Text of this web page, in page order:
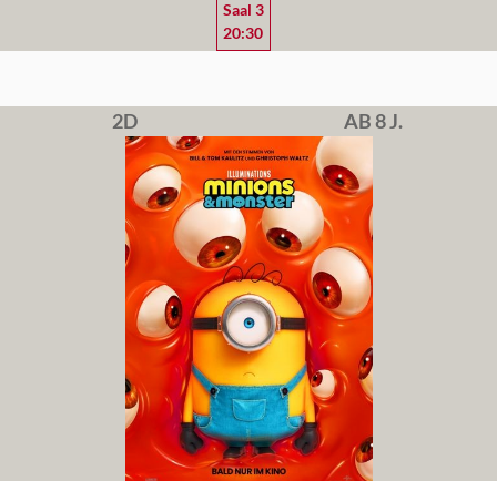
Saal 3
20:30
2D AB 8 J.